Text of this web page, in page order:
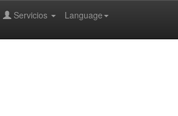
Language
Servicios